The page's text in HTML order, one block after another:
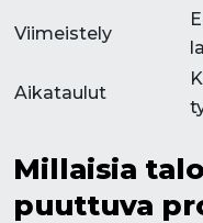
Viimeistely
Aikataulut
Millaisia
puuttuva